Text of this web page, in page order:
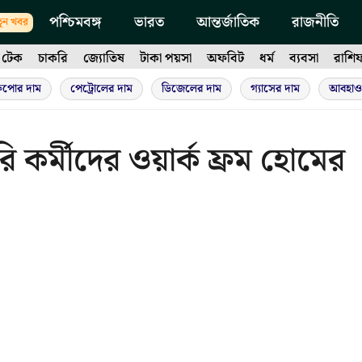
খবর পশ্চিমবঙ্গ ভারত আন্তর্জাতিক রাজনীতি
টেক চাকরি জ্যোতিষ টাকা পয়সা অফবিট ধর্ম ব্যবসা
দাম পেট্রোলের দাম ডিজেলের দাম গ্যাসের দাম
কর্মীদের ওয়ার্ক ফ্রম হোমের